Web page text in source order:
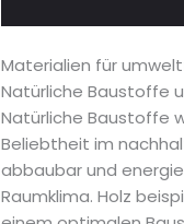
Materialien für
Natürliche Baustoffe
Natürliche Baustoffe
Beliebtheit im
abbaubar und
Raumklima. Holz